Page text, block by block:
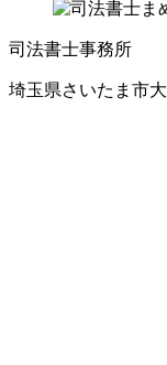
司法書士事務所
埼玉県さいたま市